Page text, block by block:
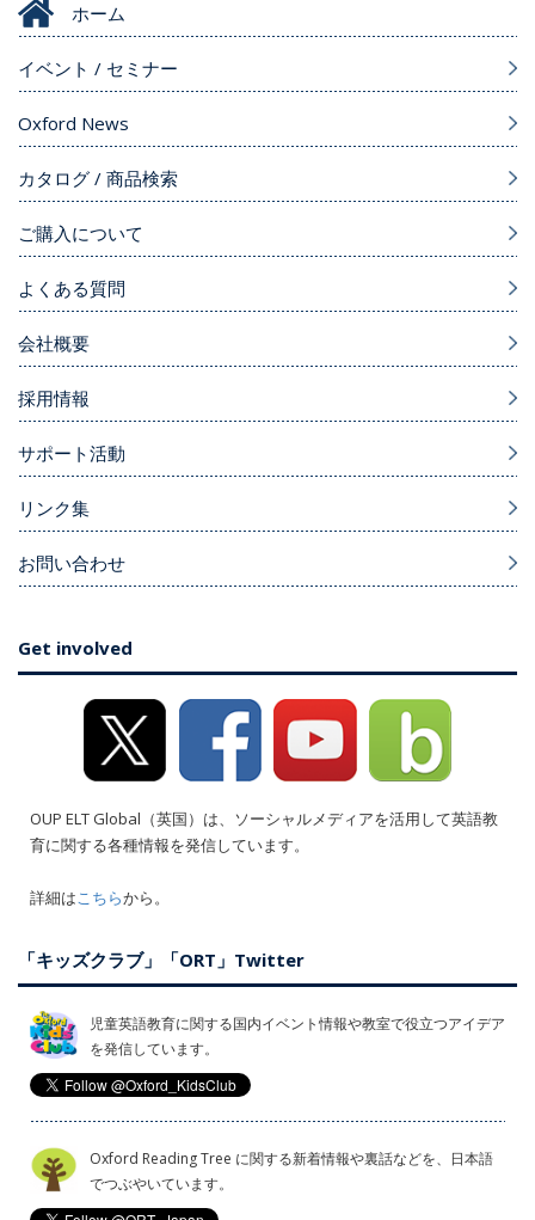
ホーム
イベント / セミナー
Oxford News
カタログ / 商品検索
ご購入について
よくある質問
会社概要
採用情報
サポート活動
リンク集
お問い合わせ
Get involved
OUP ELT Global（英国）は、ソーシャルメディアを活用して英語教
育に関する各種情報を発信しています。
詳細はこちらから。
「キッズクラブ」「ORT」Twitter
児童英語教育に関する国内イベント情報や教室で役立つアイデア
を発信しています。
Oxford Reading Tree に関する新着情報や裏話などを、日本語
でつぶやいています。